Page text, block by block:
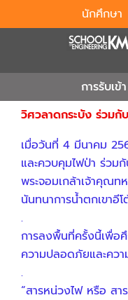
to
นักศึกษา
การรับเข้า
วิศวลาดกระบัง ร่วม
เมื่อวันที่ 4 มีนาคม
และควบคุมไฟป่า ร่วม
พระจอมเกล้าเจ้าคุณ
นันทนาการน้ำตกเขาอี
.
การลงพื้นที่ครั้งนี้เพื่อ
ความปลอดภัยและคว
.
“สารหน่วงไฟ หรือ ส